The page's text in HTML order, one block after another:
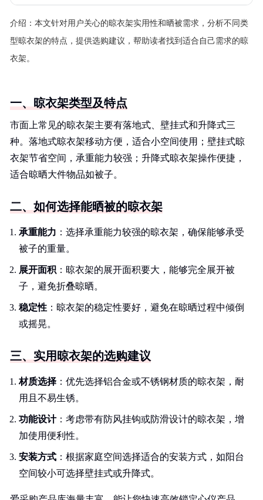
介绍： 本文针对用户关心的晾衣架实用性和晒被需求，分析不同类
型晾衣架的特点，提供选购建议，帮助读者找到适合自己需求的晾
衣架。
一、晾衣架类型及特点
市面上常见的晾衣架主要有落地式、壁挂式和升降式三
种。落地式晾衣架移动方便，适合小空间使用；壁挂式晾
衣架节省空间，承重能力较强；升降式晾衣架操作便捷，
适合晾晒大件物品如被子。
二、如何选择能晒被的晾衣架
承重能力 ：选择承重能力较强的晾衣架，确保能够承受
被子的重量。
展开面积 ：晾衣架的展开面积要大，能够完全展开被
子，避免折叠晾晒。
稳定性 ：晾衣架的稳定性要好，避免在晾晒过程中倾倒
或摇晃。
三、实用晾衣架的选购建议
材质选择 ：优先选择铝合金或不锈钢材质的晾衣架，耐
用且不易生锈。
功能设计：考虑带有防风挂钩或防滑设计的晾衣架，增
加使用便利性。
安装方式 ：根据家庭空间选择适合的安装方式，如阳台
空间较小可选择壁挂式或升降式。